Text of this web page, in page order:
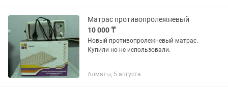
Матрас противопролежневый
10 000 ₸
Новый противопролежневый матрас.
Купили но не использовали.
Алматы, 5 августа